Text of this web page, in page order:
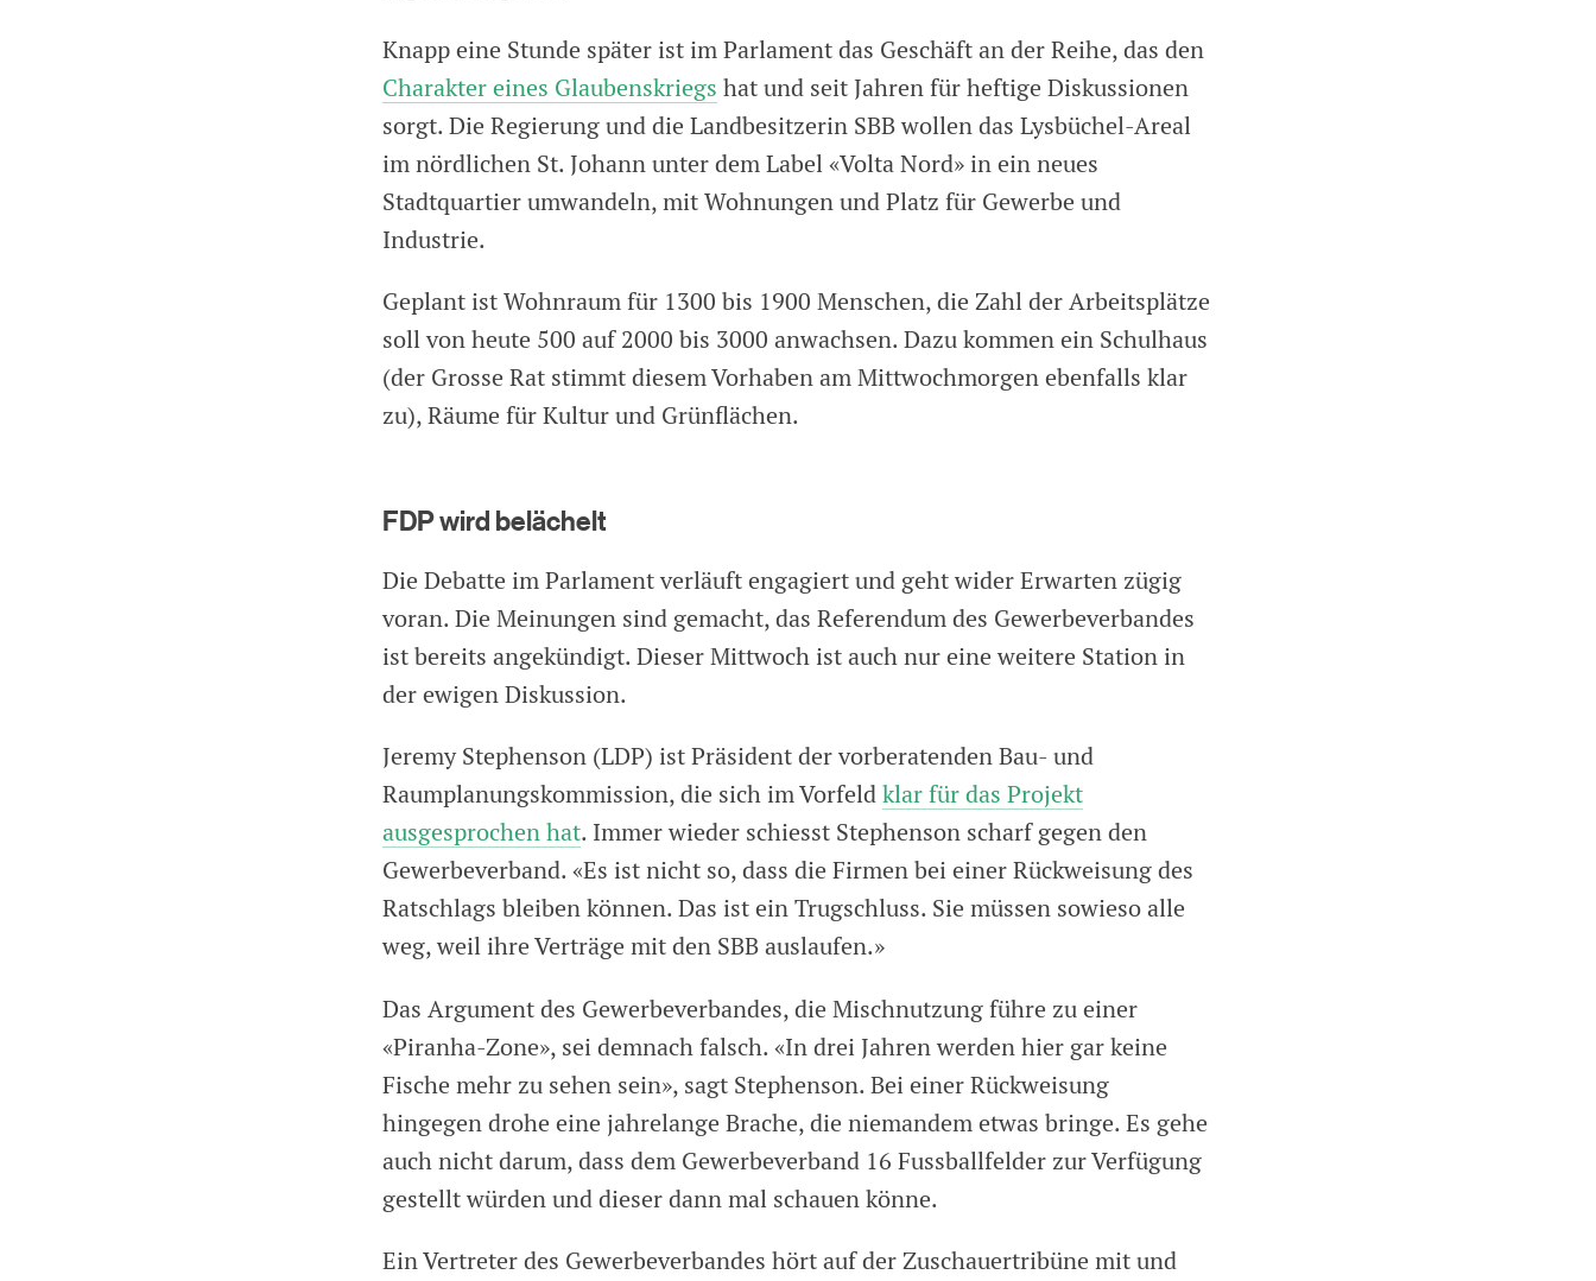
Knapp eine Stunde später ist im Parlament das Geschäft an der Reihe, das den
Charakter eines Glaubenskriegs hat und seit Jahren für heftige Diskussionen
sorgt. Die Regierung und die Landbesitzerin SBB wollen das Lysbüchel-Areal
im nördlichen St. Johann unter dem Label «Volta Nord» in ein neues
Stadtquartier umwandeln, mit Wohnungen und Platz für Gewerbe und
Industrie.
Geplant ist Wohnraum für 1300 bis 1900 Menschen, die Zahl der Arbeitsplätze
soll von heute 500 auf 2000 bis 3000 anwachsen. Dazu kommen ein Schulhaus
(der Grosse Rat stimmt diesem Vorhaben am Mittwochmorgen ebenfalls klar
zu), Räume für Kultur und Grünflächen.
FDP wird belächelt
Die Debatte im Parlament verläuft engagiert und geht wider Erwarten zügig
voran. Die Meinungen sind gemacht, das Referendum des Gewerbeverbandes
ist bereits angekündigt. Dieser Mittwoch ist auch nur eine weitere Station in
der ewigen Diskussion.
Jeremy Stephenson (LDP) ist Präsident der vorberatenden Bau- und
Raumplanungskommission, die sich im Vorfeldklar für das Projekt
ausgesprochen hat. Immer wieder schiesst Stephenson scharf gegen den
Gewerbeverband. «Es ist nicht so, dass die Firmen bei einer Rückweisung des
Ratschlags bleiben können. Das ist ein Trugschluss. Sie müssen sowieso alle
weg, weil ihre Verträge mit den SBB auslaufen.»
Das Argument des Gewerbeverbandes, die Mischnutzung führe zu einer
«Piranha-Zone», sei demnach falsch. «In drei Jahren werden hier gar keine
Fische mehr zu sehen sein», sagt Stephenson. Bei einer Rückweisung
hingegen drohe eine jahrelange Brache, die niemandem etwas bringe. Es gehe
auch nicht darum, dass dem Gewerbeverband 16 Fussballfelder zur Verfügung
gestellt würden und dieser dann mal schauen könne.
Ein Vertreter des Gewerbeverbandes hört auf der Zuschauertribüne mit und